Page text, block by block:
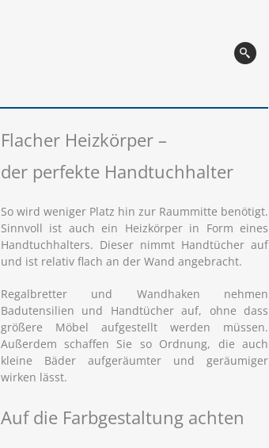
Flacher Heizkörper –
der perfekte Handtuchhalter
So wird weniger Platz hin zur Raummitte benötigt.
Sinnvoll ist auch ein Heizkörper in Form eines
Handtuchhalters. Dieser nimmt Handtücher auf
und ist relativ flach an der Wand angebracht.
Regalbretter und Wandhaken nehmen
Badutensilien und Handtücher auf, ohne dass
größere Möbel aufgestellt werden müssen.
Außerdem schaffen Sie so Ordnung, die auch
kleine Bäder aufgeräumter und geräumiger
wirken lässt.
Auf die Farbgestaltung achten